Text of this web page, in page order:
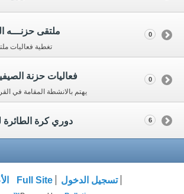
ملتقى حزنـــه
تغطية فعاليات
0
فعاليات حزنة الصيفية
يهتم بالانشطة المقامة في
0
دوري كرة الطائرة 6
تسجيل الدخول Full Site